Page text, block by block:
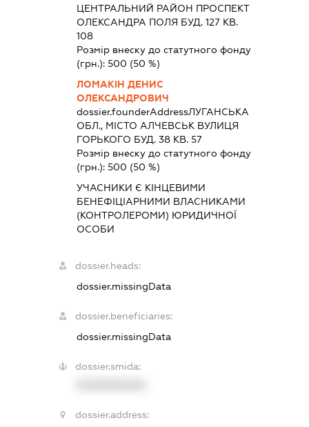
ЦЕНТРАЛЬНИЙ РАЙОН ПРОСПЕКТ
ОЛЕКСАНДРА ПОЛЯ БУД. 127 КВ.
108
Розмір внеску до статутного фонду
(грн.):500 (50 %)
ЛОМАКІН ДЕНИС
ОЛЕКСАНДРОВИЧ
dossier.founderAddressЛУГАНСЬКА
ОБЛ., МІСТО АЛЧЕВСЬК ВУЛИЦЯ
ГОРЬКОГО БУД. 38 КВ. 57
Розмір внеску до статутного фонду
(грн.):500 (50 %)
УЧАСНИКИ Є КІНЦЕВИМИ
БЕНЕФІЦІАРНИМИ ВЛАСНИКАМИ
(КОНТРОЛЕРОМИ) ЮРИДИЧНОЇ
ОСОБИ
dossier.heads:
dossier.missingData
dossier.beneficiaries:
dossier.missingData
dossier.smida:
dossier.address: